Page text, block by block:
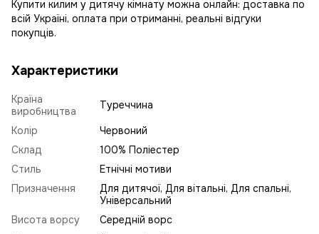
Купити килим у дитячу кімнату можна онлайн: доставка по
всій Україні, оплата при отриманні, реальні відгуки
покупців.
Характеристики
Країна
виробництва
Туреччина
Колір
Червоний
Склад
100% Поліестер
Стиль
Етнічні мотиви
Призначення
Для дитячої, Для вітальні, Для спальні,
Універсальний
Висота ворсу
Середній ворс